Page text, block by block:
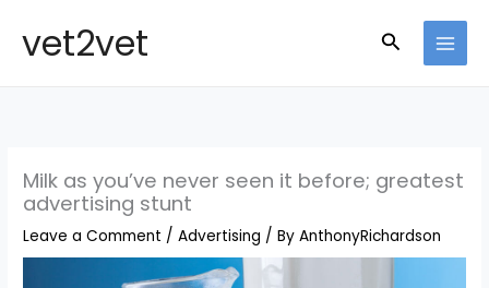
vet2vet Search
Milk as you’ve never seen it before; greatest
advertising stunt
Leave a Comment /Advertising / ByAnthonyRichardson